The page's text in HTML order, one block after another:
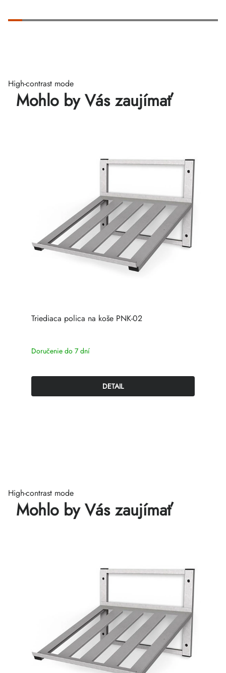
High-contrast mode
Mohlo by Vás zaujímať
Triediaca polica na koše PNK-02
Doručenie do 7 dní
DETAIL
High-contrast mode
Mohlo by Vás zaujímať